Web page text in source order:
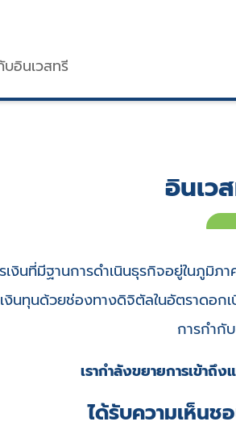
บอินเวสทรี
อินเว
งินที่มีฐานการดำเนินธุรกิจอยู่ในภูมิ
นทุนด้วยช่องทางดิจิตัลในอัตราดอก
การกำกั
เรากำลังขยายการเข้า
ได้รับความเห็นช